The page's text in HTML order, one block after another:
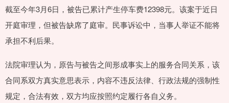
截至今年3月6日，被告已累计产生停车费12398元。该案于近日
开庭审理，但被告缺席了庭审。民事诉讼中，当事人举证不能将
承担不利后果。
法院审理认为，原告与被告之间形成事实上的服务合同关系，该
合同系双方真实意思表示，内容不违反法律、行政法规的强制性
规定，合法有效，双方均应按照约定履行各自义务。